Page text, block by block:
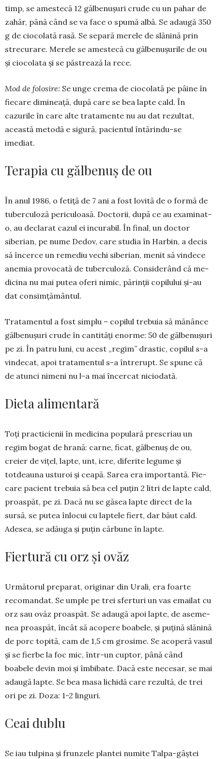
timp, se amestecă 12 găl­benușuri crude cu un pahar de
zahăr, până când se va face o spu­mă albă. Se adaugă 350
g de cio­colată rasă. Se sepa­ră merele de slă­nină prin
strecurare. Merele se ames­tecă cu gălbenușurile de ou
și ciocolata și se păstrează la rece.
Mod de folosire: Se unge crema de cio­colată pe pâine în
fiecare dimi­neață, du­pă care se bea lapte cald. În
cazurile în care alte trata­mente nu au dat rezultat,
această metodă e sigură, pacientul în­tă­rindu-se
imediat.
Terapia cu gălbenuș de ou
În anul 1986, o fetiță de 7 ani a fost lovită de o for­mă de
tuberculoză pe­­ricu­loasă. Doctorii, după ce au exa­minat-
o, au declarat cazul ei incu­ra­bil. În final, un doctor
siberian, pe nume De­dov, care stu­dia în Har­bin, a decis
să în­cerce un remediu vechi si­berian, me­nit să vinde­ce
anemia provocată de tuber­cu­loză. Con­si­derând că me­
di­cina nu mai putea oferi nimic, părinții copilului și-au
dat con­sim­ță­mân­tul.
Tratamentul a fost simplu – copilul trebuia să mă­nân­ce
găl­benușuri crude în cantități e­nor­me: 50 de găl­benușuri
pe zi. În patru luni, cu acest „regim” dras­tic, copilul s-a
vindecat, apoi tratamentul s-a între­rupt. Se spune că
de atunci nimeni nu l-a mai încercat niciodată.
Dieta alimentară
Toți practicienii în medicina populară pre­scriau un
regim bogat de hrană: carne, ficat, găl­benuș de ou,
creier de vițel, lapte, unt, icre, dife­rite legume și
totdeauna usturoi și ceapă. Sarea era importantă. Fie­
care pacient trebuia să bea cel pu­țin 2 litri de lapte cald,
proaspăt, pe zi. Dacă nu se găsea lap­te direct de la
sursă, se putea înlocui cu laptele fiert, dar băut cald.
Adesea, se adăuga și puțin cărbune în lapte.
Fiertură cu orz și ovăz
Următorul preparat, originar din Urali, era foar­­te
recomandat. Se umple pe trei sferturi un vas emailat cu
orz sau ovăz proas­păt. Se adaugă apoi lapte, de ase­me­
nea proaspăt, în­cât să acope­re boa­bele, și puțină slănină
de porc topi­tă, cam de 1,5 cm grosime. Se aco­peră vasul
și se fierbe la foc mic, într-un cup­tor, până când
boabele devin moi și îm­­­bi­bate. Dacă este nece­sar, se mai
ada­u­gă lapte. Se bea masa lichidă care re­zul­tă, de trei
ori pe zi. Doza: 1-2 linguri.
Ceai dublu
Se iau tulpina și frunzele plantei nu­mite Talpa-gâștei